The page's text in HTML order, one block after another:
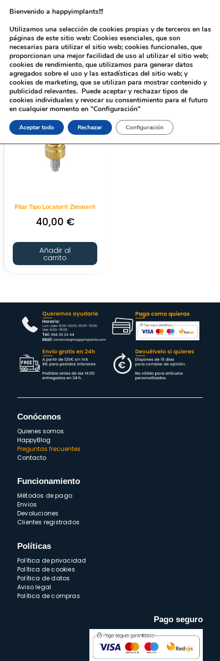
Inicio/ Productos etiquetados “293-6”
Pilar Tipo Locator® Zimmer®
40,00 €
Añadir al
carrito
Conócenos
Quienes somos
HappyBlog
Preguntas frecuentes
Contacto
Funcionamiento
Métodos de pago
Envios
Devoluciones
Clientes registrados
Políticas
Política de privacidad
Política de cookies
Política de datos
Aviso legal
Política de compras
Pago seguro
Bienvenido a happyimplants!!!
Utilizamos una selección de cookies propias y de terceros en las
páginas de este sitio web: Cookies esenciales, que son
necesarias para utilizar el sitio web; cookies funcionales, que
proporcionan una mejor facilidad de uso al utilizar el sitio web;
cookies de rendimiento, que utilizamos para generar datos
agregados sobre el uso y las estadísticas del sitio web; y
cookies de marketing, que se utilizan para mostrar contenido y
publicidad relevantes. Puede aceptar y rechazar tipos de
cookies individuales y revocar su consentimiento para el futuro
en cualquier momento en "Configuración"
Aceptar todo Rechazar Configuración